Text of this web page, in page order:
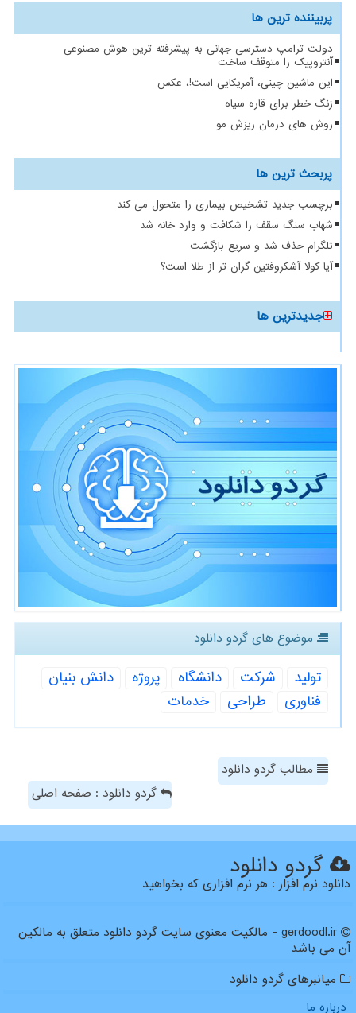
پربیننده ترین ها
دولت ترامپ دسترسی جهانی به پیشرفته ترین هوش مصنوعی
آنتروپیک را متوقف ساخت
این ماشین چینی، آمریکایی است!، عکس
زنگ خطر برای قاره سیاه
روش های درمان ریزش مو
پربحث ترین ها
برچسب جدید تشخیص بیماری را متحول می کند
شهاب سنگ سقف را شکافت و وارد خانه شد
تلگرام حذف شد و سریع بازگشت
آیا کولا آشکروفتین گران تر از طلا است؟
جدیدترین ها
موضوع های گردو دانلود
تولید شركت دانشگاه پروژه
دانش بنیان
فناوری
طراحی خدمات
مطالب گردو دانلود
گردو دانلود : صفحه اصلی
گردو دانلود
دانلود نرم افزار : هر نرم افزاری که بخواهید
gerdoodl.ir - مالکیت معنوی سایت گردو دانلود متعلق به مالکین
آن می باشد
میانبرهای گردو دانلود
درباره ما